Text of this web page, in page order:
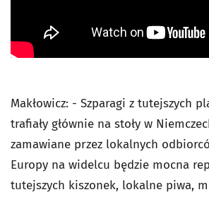
Makłowicz: - Szparagi z tutejszych
trafiały głównie na stoły w
zamawiane przez lokalnych
Europy na widelcu będzie mocna
tutejszych kiszonek, lokalne piwa,